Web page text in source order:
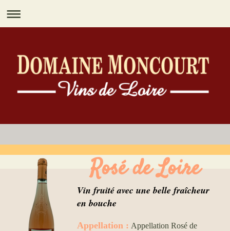
Rosé de Loire
Vin fruité avec une belle fraîcheur
en bouche
Appellation : Appellation Rosé de